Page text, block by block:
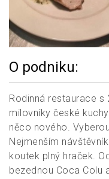
O podniku:
Rodinná restaurace
milovníky české
něco nového.
Nejmenším
koutek plný hraček.
bezednou Coca Colu